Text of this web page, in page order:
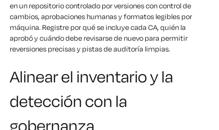
en un repositorio controlado por versiones con control de
cambios, aprobaciones humanas y formatos legibles por
máquina. Registre por qué se incluye cada CA, quién la
aprobó y cuándo debe revisarse de nuevo para permitir
reversiones precisas y pistas de auditoría limpias.
Alinear el inventario y la
detección con la
gobernanza